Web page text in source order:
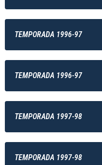
TEMPORADA 1996-97
TEMPORADA 1996-97
TEMPORADA 1997-98
TEMPORADA 1997-98